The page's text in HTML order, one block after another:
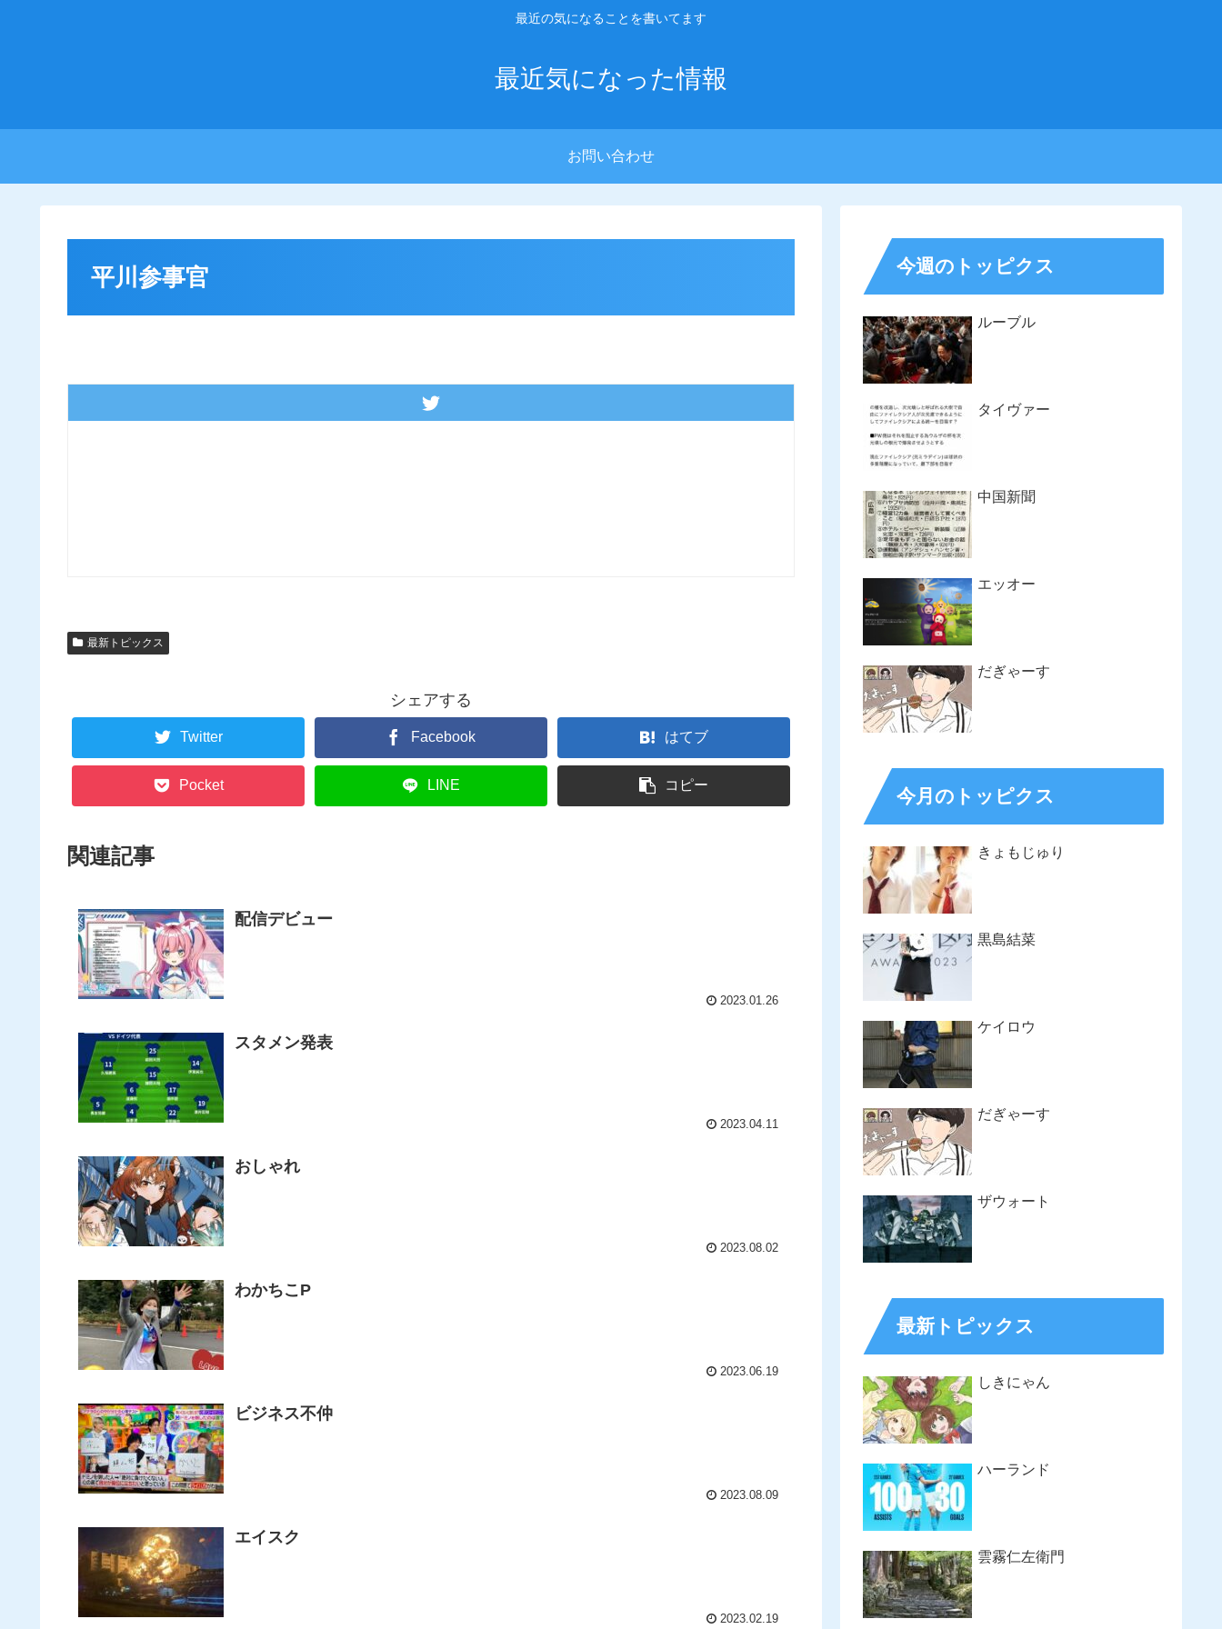
最近の気になることを書いてます
最近気になった情報
お問い合わせ
平川参事官
最新トピックス
シェアする
Twitter Facebook はてブ
Pocket LINE コピー
関連記事
配信デビュー
2023.01.26
スタメン発表
2023.04.11
おしゃれ
2023.08.02
わかちこP
2023.06.19
ビジネス不仲
2023.08.09
エイスク
2023.02.19
今週のトッピクス
ルーブル
タイヴァー
中国新聞
エッオー
だぎゃーす
今月のトッピクス
きょもじゅり
黒島結菜
ケイロウ
だぎゃーす
ザウォート
最新トピックス
しきにゃん
ハーランド
雲霧仁左衛門